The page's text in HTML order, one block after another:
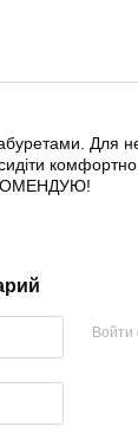
Для
комфортно.